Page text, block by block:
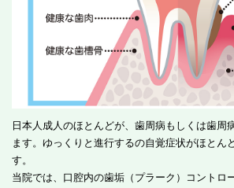
日本人成人のほとんどが、歯周病もしくは歯周
ます。ゆっくりと進行するの自覚症状がほとん
す。
当院では、口腔内の歯垢（プラーク）コントロ